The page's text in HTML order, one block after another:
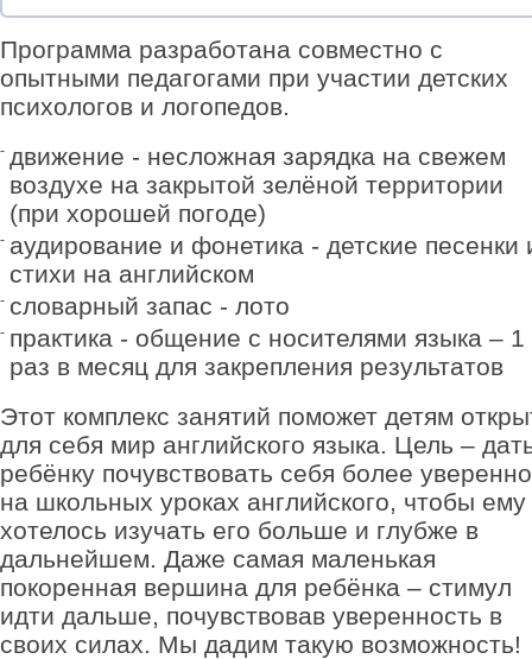
Программа разработана совместно с
опытными педагогами при участии детских
психологов и логопедов.
движение - несложная зарядка на свежем
воздухе на закрытой зелёной территории
(при хорошей погоде)
аудирование и фонетика - детские песенки
стихи на английском
словарный запас - лото
практика - общение с носителями языка – 1
раз в месяц для закрепления результатов
Этот комплекс занятий поможет детям
для себя мир английского языка. Цель –
ребёнку почувствовать себя более уверенно
на школьных уроках английского, чтобы ему
хотелось изучать его больше и глубже в
дальнейшем. Даже самая маленькая
покоренная вершина для ребёнка – стимул
идти дальше, почувствовав уверенность в
своих силах. Мы дадим такую возможность!